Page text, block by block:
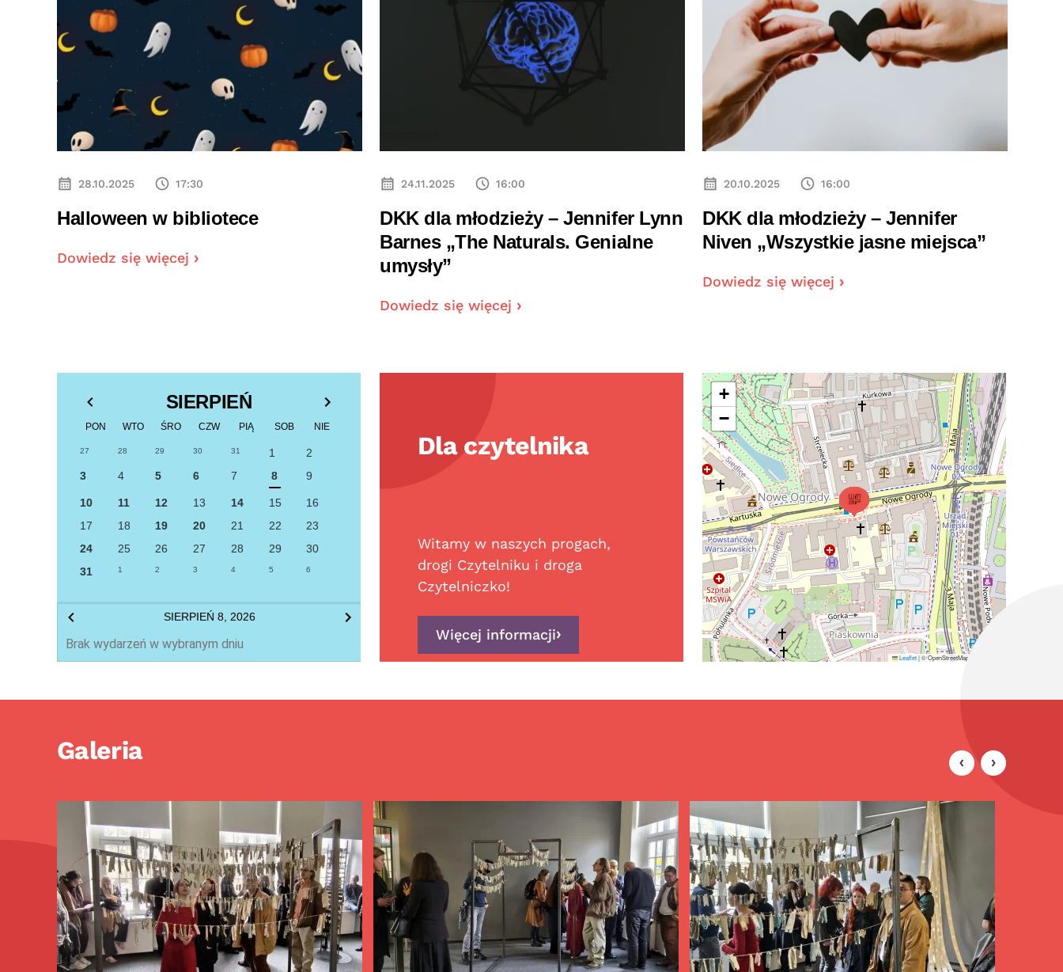
28.10.2025 17:30
Halloween w bibliotece
Dowiedz się więcej
24.11.2025 16:00
DKK dla młodzieży – Jennifer Lynn
Barnes „The Naturals. Genialne
umysły”
Dowiedz się więcej
20.10.2025 16:00
DKK dla młodzieży – Jennifer
Niven „Wszystkie jasne miejsca”
Dowiedz się więcej
SIERPIEŃ
PON WTO ŚRO CZW PIĄ SOB NIE
27 28 29 30 31 1
2
3
4 5 6 7 8 9
10 11 12 13 14 15
16
17
18 19 20 21 22
23
24
25 26 27 28 29
30
31
1 2 3 4 5 6
SIERPIEŃ 8, 2026
Brak wydarzeń w wybranym dniu
Dla czytelnika
Witamy w naszych progach,
drogi Czytelniku i droga
Czytelniczko!
Więcej informacji
+
−
Leaflet|© OpenStreetMap contributors
Galeria